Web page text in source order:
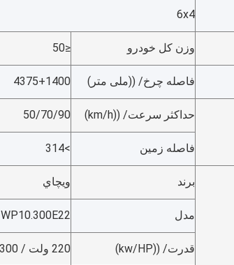
6x4
وزن کل خودرو ≤50
فاصله چرخ/ ((ملی متر) 4375+1400
حداکثر سرعت/ ((km/h) 50/70/90
فاصله زمین >314
برند ويچاي
مدل WP10.300E22
قدرت/ ((kw/HP) 220 ولت / 300 اسب